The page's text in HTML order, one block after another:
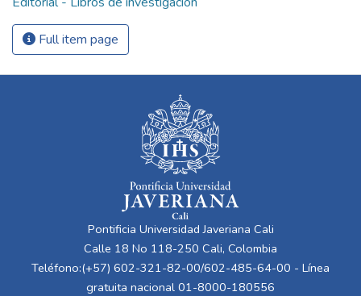
Full item page
Pontificia Universidad Javeriana Cali
Calle 18 No 118-250 Cali, Colombia
Teléfono:(+57) 602-321-82-00/602-485-64-00 - Línea
gratuita nacional 01-8000-180556